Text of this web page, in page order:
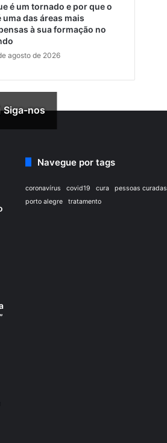
é um tornado e por que o
uma das áreas mais
à sua formação no
agosto de 2026
Siga-nos
Navegue por tags
coronavírus covid19 cura
pessoas curadas
porto alegre
tratamento